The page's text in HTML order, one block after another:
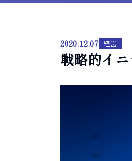
2020.12.07 経営
戦略的イ